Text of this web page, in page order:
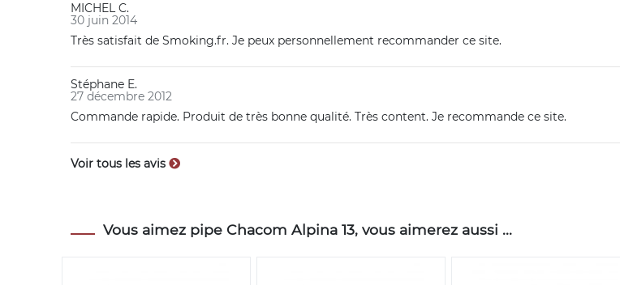
MICHEL C.
30 juin 2014
Très satisfait de Smoking.fr. Je peux personnellement recommander ce site.
Stéphane E.
27 décembre 2012
Commande rapide. Produit de très bonne qualité. Très content. Je recommande ce site.
Voir tous les avis
Vous aimez pipe Chacom Alpina 13, vous aimerez aussi ...